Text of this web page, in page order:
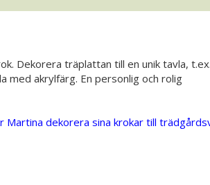
Dekorera träplattan till en unik tavla,
med akrylfärg. En personlig och rolig
Martina dekorera sina krokar till